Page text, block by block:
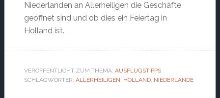
Niederlanden an Allerheiligen die Geschäfte
geöffnet sind und ob dies ein Feiertag in
Holland ist.
VERÖFFENTLICHT ZUM THEMA: AUSFLUGSTIPPS
SCHLAGWÖRTER: ALLERHEILIGEN, HOLLAND, NIEDERLANDE